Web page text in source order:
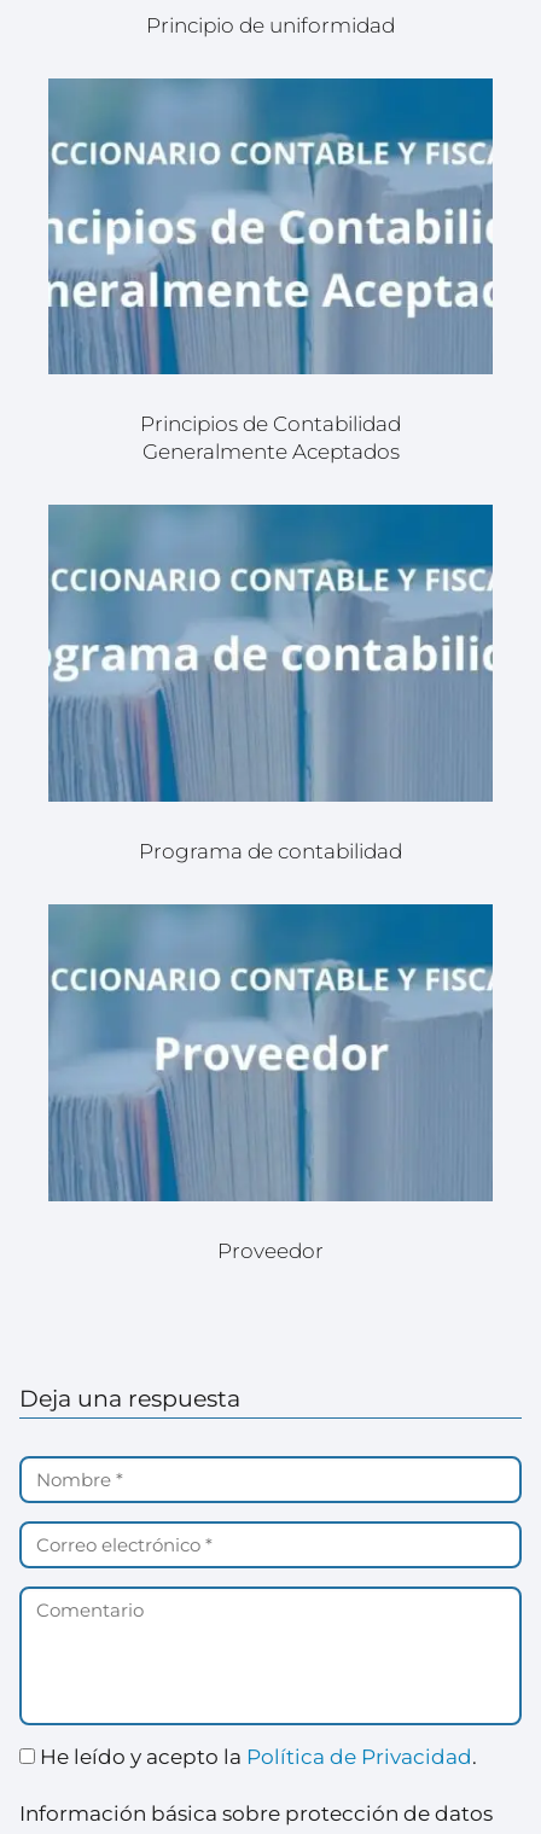
Principio de uniformidad
Principios de Contabilidad
Generalmente Aceptados
Programa de contabilidad
Proveedor
Deja una respuesta
He leído y acepto la Política de Privacidad.
Información básica sobre protección de datos